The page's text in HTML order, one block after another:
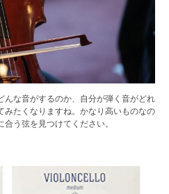
んな音がするのか、自分が弾く音がどれ
みたくなりますね。かなり高いものなの
う弦を見つけてください。